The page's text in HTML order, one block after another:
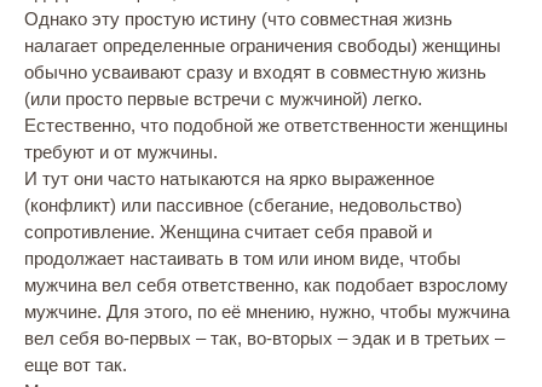
Однако эту простую истину (что совместная жизнь
налагает определенные ограничения свободы) женщины
обычно усваивают сразу и входят в совместную жизнь
(или просто первые встречи с мужчиной) легко.
Естественно, что подобной же ответственности женщины
требуют и от мужчины.
И тут они часто натыкаются на ярко выраженное
(конфликт) или пассивное (сбегание, недовольство)
сопротивление. Женщина считает себя правой и
продолжает настаивать в том или ином виде, чтобы
мужчина вел себя ответственно, как подобает взрослому
мужчине. Для этого, по её мнению, нужно, чтобы мужчина
вел себя во-первых – так, во-вторых – эдак и в третьих –
еще вот так.